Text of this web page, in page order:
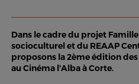
Dans le cadre du projet
socioculturel et du REAAP
proposons la 2ème édition
au Cinéma l'Alba à Corte.